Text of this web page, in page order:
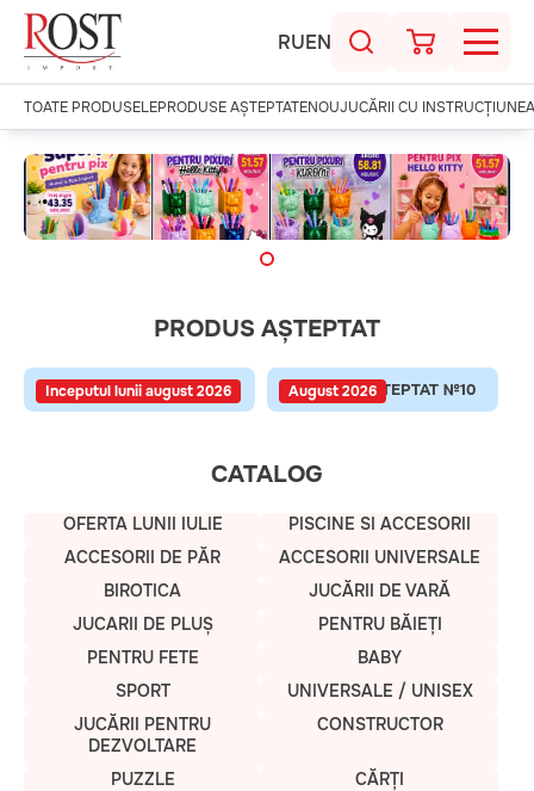
RUEN
TOATE PRODUSELEPRODUSE AȘTEPTATENOUJUCĂRII CU
.
PRODUS AȘTEPTAT
Inceputul lunii august 2026
PRODUS AȘTEPTAT №09 August 2026
PRODUS AȘTEPTAT №10
CATALOG
OFERTA LUNII IULIE
PISCINE SI ACCESORII
ACCESORII DE PĂR
ACCESORII UNIVERSALE
BIROTICA
JUCĂRII DE VARĂ
JUCARII DE PLUȘ
PENTRU BĂIEȚI
PENTRU FETE
BABY
SPORT
UNIVERSALE / UNISEX
JUCĂRII PENTRU
DEZVOLTARE
CONSTRUCTOR
PUZZLE
CĂRȚI